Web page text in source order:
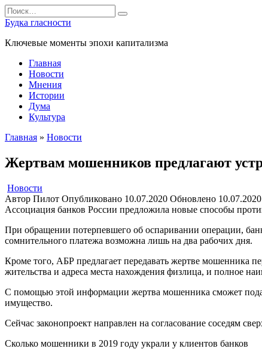
Перейти
к
содержанию
Search
for:
Будка гласности
Ключевые моменты эпохи капитализма
Главная
Новости
Мнения
Истории
Дума
Культура
Главная » Новости
Жертвам мошенников предлагают
Новости
Автор Пилот Опубликовано 10.07.2020 Обновлено 10.07.2020
Ассоциация банков России предложила новые способы
При обращении потерпевшего об оспаривании операции,
сомнительного платежа возможна лишь на два рабочих дня.
Кроме того, АБР предлагает передавать жертве мошенника
жительства и адреса места нахождения физлица, и полное
С помощью этой информации жертва мошенника сможет
имущество.
Сейчас законопроект направлен на согласование соседям
Сколько мошенники в 2019 году украли у клиентов банков